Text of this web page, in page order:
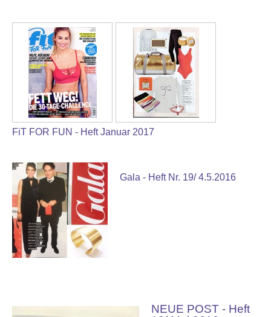
FiT FOR FUN - Heft Januar 2017
Gala - Heft Nr. 19/ 4.5.2016
NEUE POST - Heft